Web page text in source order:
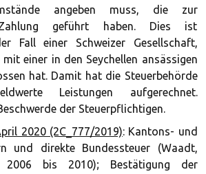
angeben muss, die zur
geführt haben. Dies ist
Fall einer Schweizer Gesellschaft,
einer in den Seychellen ansässigen
hat. Damit hat die Steuerbehörde
Leistungen aufgerechnet.
der Steuerpflichtigen.
2020 (2C_777/2019): Kantons- und
und direkte Bundessteuer (Waadt,
2006 bis 2010); Bestätigung der